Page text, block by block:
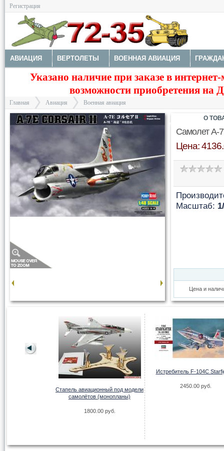
Регистрация
АВИАЦИЯ ВЕРТОЛЕТЫ ВОЕННАЯ АВИАЦИЯ
МОДЕЛИ КОРАБЛЕЙ И ПОДЛОДОК КОСМОС ЗДАНИЯ,
Указано наличие при заказе в
возможности приобретения на
Главная
>
Авиация Военная авиация
Самолет A-
Цена:
Масштаб:
Цена и
О
Стапель авиационный под модели
самолётов (монопланы)
1800.00 руб.
Истребитель F-104C
2450.00 руб.